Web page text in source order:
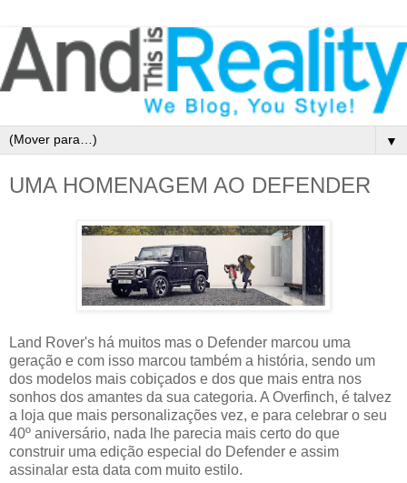
▼
UMA HOMENAGEM AO DEFENDER
Land Rover's há muitos mas o Defender marcou uma
geração e com isso marcou também a história, sendo um
dos modelos mais cobiçados e dos que mais entra nos
sonhos dos amantes da sua categoria. A Overfinch, é talvez
a loja que mais personalizações vez, e para celebrar o seu
40º aniversário, nada lhe parecia mais certo do que
construir uma edição especial do Defender e assim
assinalar esta data com muito estilo.